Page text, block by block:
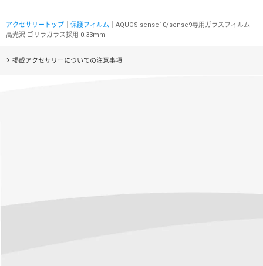
アクセサリートップ 保護フィルム ｜AQUOS sense10/sense9専用ガラスフィルム
高光沢 ゴリラガラス採用 0.33mm
掲載アクセサリーについての注意事項